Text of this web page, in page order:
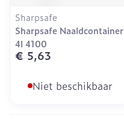
Sharpsafe
Sharpsafe Naaldcontainer
4l 4100
€ 5,63
Niet beschikbaar